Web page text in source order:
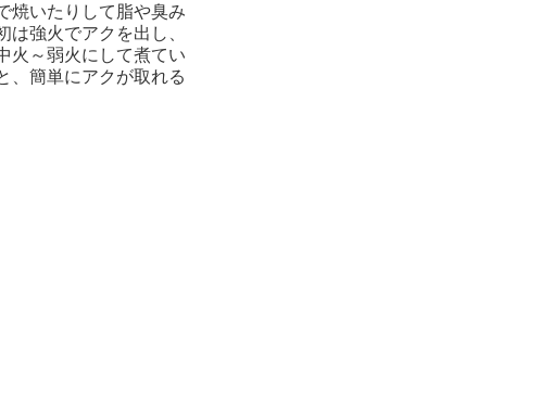
焼いたりして脂や臭み
強火でアクを出し、
火～弱火にして煮てい
、簡単にアクが取れる